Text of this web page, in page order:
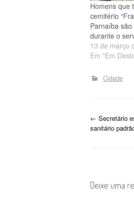
Homens que
cemitério
Parnaíba
durante o
13 de março
Em "Em
Cidade
P
t
← Secretário
sanitário
Deixe uma